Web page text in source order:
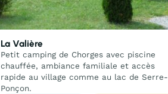
La Valière
Petit camping de Chorges avec piscine
chauffée, ambiance familiale et accès
rapide au village comme au lac de Serre-
Ponçon.